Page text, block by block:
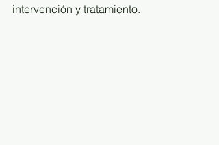
intervención y tratamiento.